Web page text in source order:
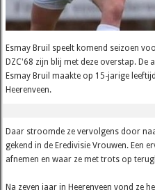
Esmay Bruil speelt komend seizoen
DZC'68 zijn blij met deze overstap. De
Esmay Bruil maakte op 15-jarige
Heerenveen.
Daar stroomde ze vervolgens door
gekend in de Eredivisie Vrouwen. Een
afnemen en waar ze met trots op
Na zeven jaar in Heerenveen vond ze